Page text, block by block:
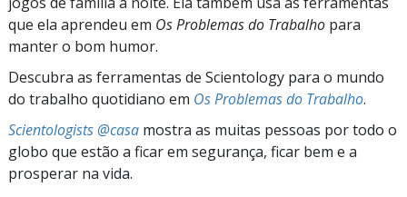
que ela aprendeu em Os Problemas do Trabalho para
manter o bom humor.
Descubra as ferramentas de Scientology para o mundo
do trabalho quotidiano em Os Problemas do Trabalho.
Scientologists @casa mostra as muitas pessoas por todo o
globo que estão a ficar em segurança, ficar bem e a
prosperar na vida.